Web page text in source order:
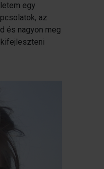
egy
az
és nagyon meg
kifejleszteni